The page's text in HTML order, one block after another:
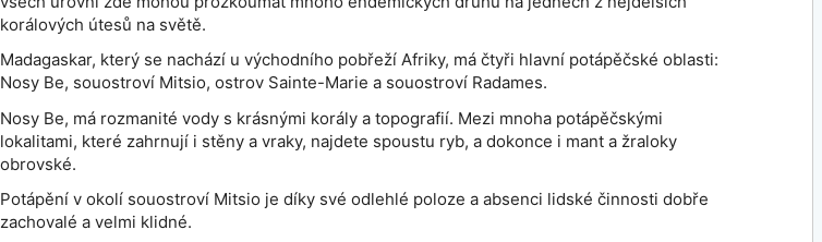
korálových útesů na světě.
Madagaskar, který se nachází u východního pobřeží Afriky, má čtyři hlavní potápěčské oblasti:
Nosy Be, souostroví Mitsio, ostrov Sainte-Marie a souostroví Radames.
Nosy Be, má rozmanité vody s krásnými korály a topografií. Mezi mnoha potápěčskými
lokalitami, které zahrnují i stěny a vraky, najdete spoustu ryb, a dokonce i mant a žraloky
obrovské.
Potápění v okolí souostroví Mitsio je díky své odlehlé poloze a absenci lidské činnosti dobře
zachovalé a velmi klidné.